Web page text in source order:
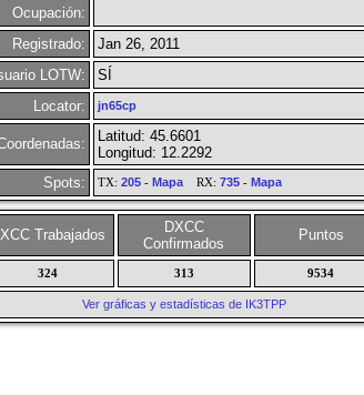
Ocupación:
Registrado:
Jan 26, 2011
LOTW:
SÍ
Locator:
jn65cp
Latitud: 45.6601
Longitud: 12.2292
Spots:
TX: 205- MapaRX: 735- Mapa
Trabajados
DXCC
Confirmados
Puntos
324 313 9534
Ver gráficas y estadísticas de IK3TPP